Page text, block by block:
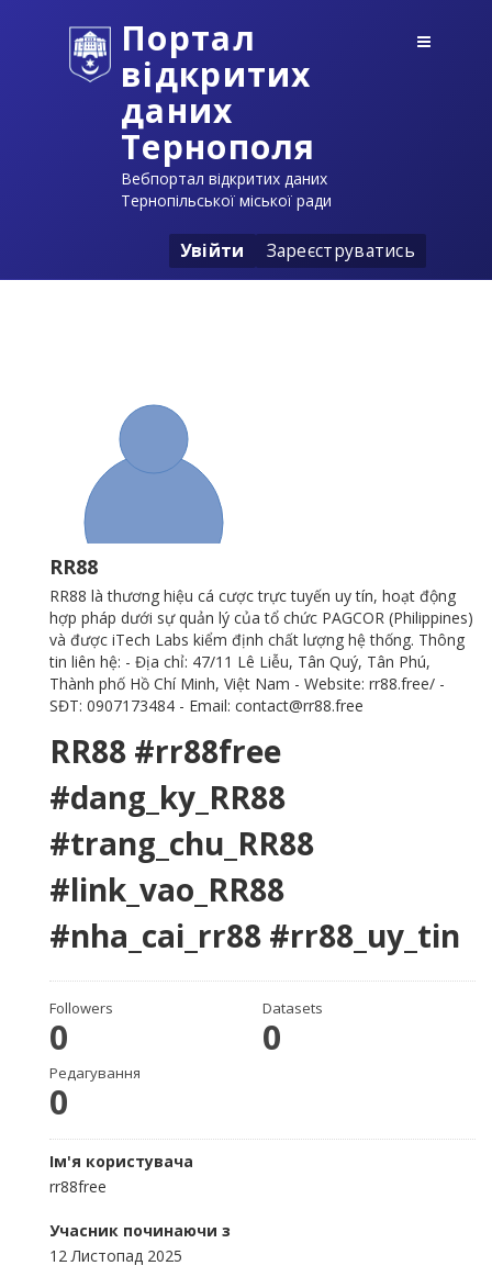
Портал
відкритих
даних
Тернополя
Вебпортал відкритих даних
Тернопільської міської ради
Увійти Зареєструватись
RR88
RR88 là thương hiệu cá cược trực tuyến uy tín, hoạt động
hợp pháp dưới sự quản lý của tổ chức PAGCOR (Philippines)
và được iTech Labs kiểm định chất lượng hệ thống. Thông
tin liên hệ: - Địa chỉ: 47/11 Lê Liễu, Tân Quý, Tân Phú,
Thành phố Hồ Chí Minh, Việt Nam - Website: rr88.free/ -
SĐT: 0907173484 - Email: contact@rr88.free
RR88 #rr88free
#dang_ky_RR88
#trang_chu_RR88
#link_vao_RR88
#nha_cai_rr88 #rr88_uy_tin
Followers
0
Datasets
0
Редагування
0
Ім'я користувача
rr88free
Учасник починаючи з
12 Листопад 2025